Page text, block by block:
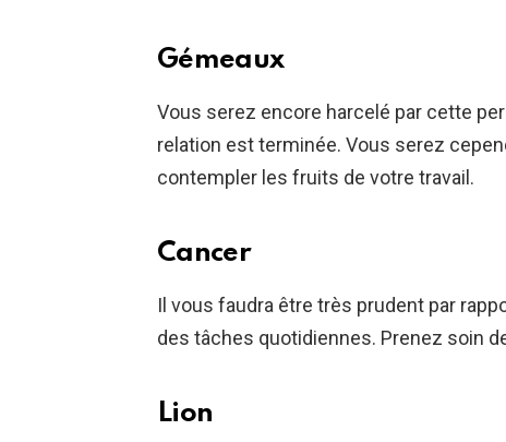
Gémeaux
Vous serez encore harcelé par cette
relation est terminée. Vous serez
contempler les fruits de votre travail.
Cancer
Il vous faudra être très prudent par
des tâches quotidiennes. Prenez soin
Lion